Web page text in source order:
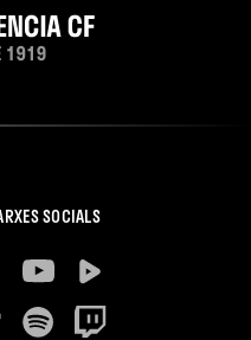
SOCIALS